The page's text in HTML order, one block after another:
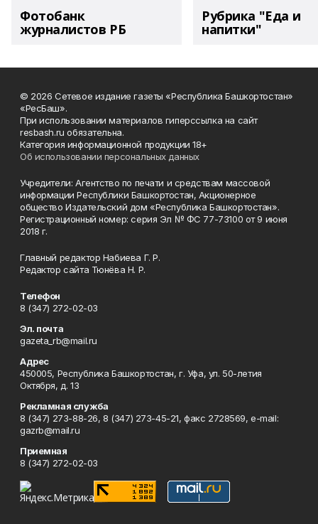
Фотобанк
журналистов РБ
Рубрика "Еда и
напитки"
© 2026 Сетевое издание газеты «Республика Башкортостан»
«РесБаш».
При использовании материалов гиперссылка на сайт
resbash.ru обязательна.
Категория информационной продукции 18+
Об использовании персональных данных
Учредители: Агентство по печати и средствам массовой
информации Республики Башкортостан, Акционерное
общество Издательский дом «Республика Башкортостан».
Регистрационный номер: серия Эл № ФС 77-73100 от 9 июня
2018 г.
Главный редактор Набиева Г. Р.
Редактор сайта Тюнёва Н. Р.
Телефон
8 (347) 272-02-03
Эл. почта
gazeta_rb@mail.ru
Адрес
450005, Республика Башкортостан, г. Уфа, ул. 50-летия
Октября, д. 13
Рекламная служба
8 (347) 273-88-26, 8 (347) 273-45-21, факс 2728569, e-mail:
gazrb@mail.ru
Приемная
8 (347) 272-02-03